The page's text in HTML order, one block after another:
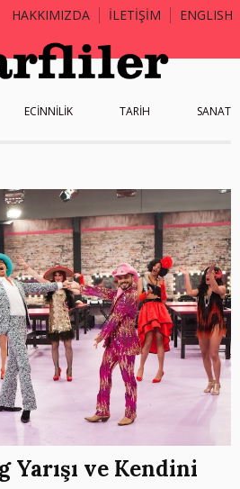
HAKKIMIZDA İLETİŞİM ENGLISH
ECİNNİLİK TARİH SANAT
Yarışı ve Kendini